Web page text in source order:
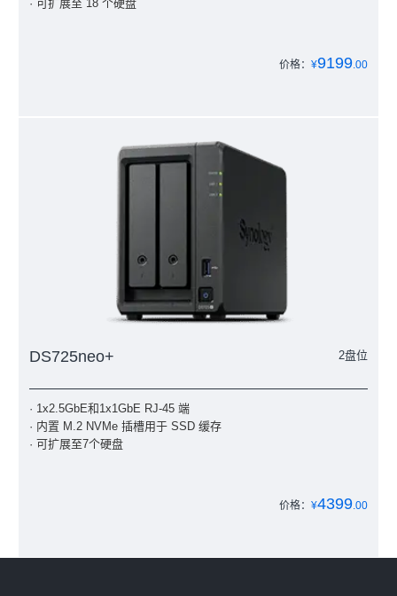
· 可扩展至 18 个硬盘
价格： ¥9199.00
DS725neo+ 2盘位
· 1x2.5GbE和1x1GbE RJ-45 端
· 内置 M.2 NVMe 插槽用于 SSD 缓存
· 可扩展至7个硬盘
价格： ¥4399.00